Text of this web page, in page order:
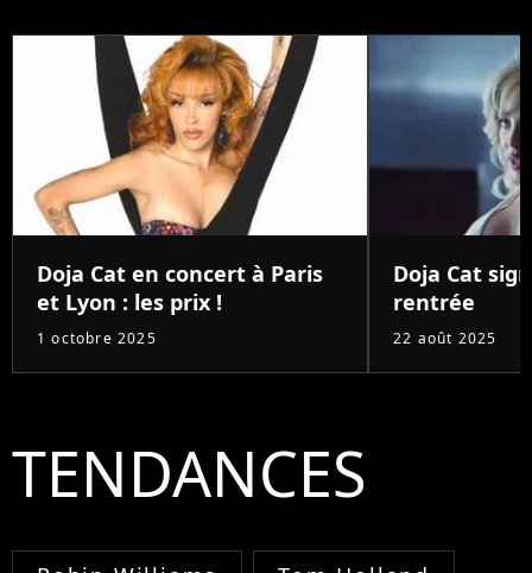
Doja Cat en concert à Paris
et Lyon : les prix !
1 octobre 2025
Doja Cat
rentrée
22 août 2025
TENDANCES